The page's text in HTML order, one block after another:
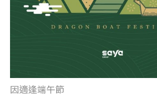
因適逢端午節